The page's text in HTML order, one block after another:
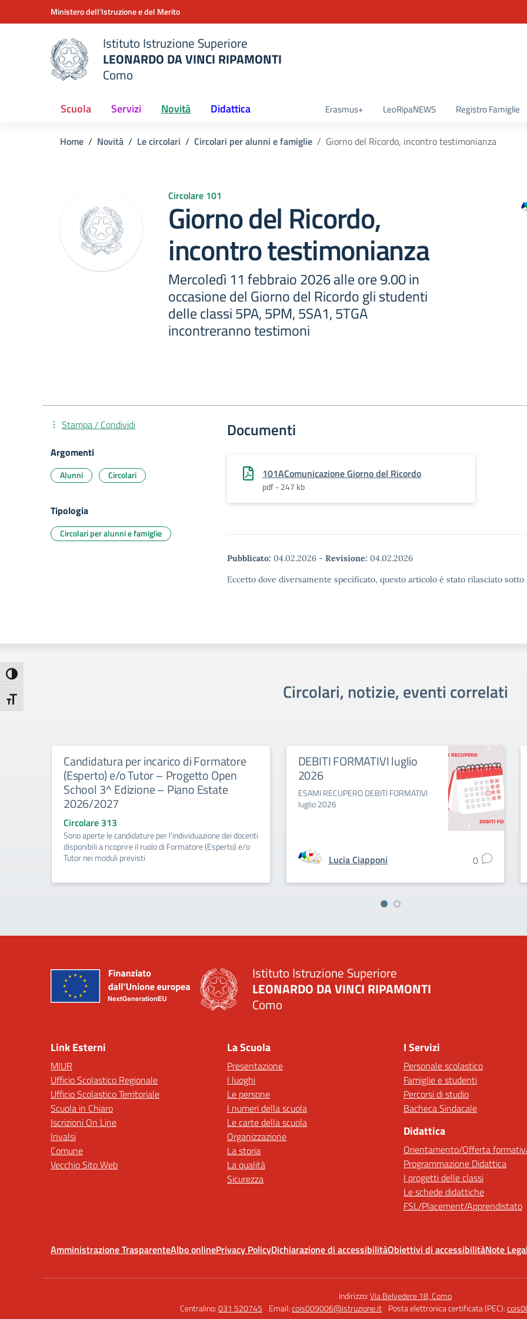
Attiva/disattiva alto contrasto
Attiva/disattiva dimensione testo
Vai ai contenuti
Vai al menu di navigazioneMinistero dell'Istruzione e del Merito
scuola
Istituto Istruzione Superiore
LEONARDO DA VINCI RIPAMONTI
Como
Scuola Servizi Novità Didattica Erasmus+ LeoRipaNEWS Registro Famiglie
Home Novità Le circolari Circolari per alunni e famiglie Giorno del Ricordo, incontro testimonianza
Circolare 101
Giorno del Ricordo,
incontro testimonianza
Mercoledì 11 febbraio 2026 alle ore 9.00 in
occasione del Giorno del Ricordo gli studenti
delle classi 5PA, 5PM, 5SA1, 5TGA
incontreranno testimoni
Documenti
101AComunicazione Giorno del Ricordo
pdf - 247 kb
Pubblicato: 04.02.2026 - Revisione: 04.02.2026
Eccetto dove diversamente specificato, questo articolo è stato rilasciato
Stampa / Condividi
Argomenti
Alunni Circolari
Tipologia
Circolari per alunni e famiglie
Circolari, notizie, eventi correlati
Candidatura per incarico di Formatore
(Esperto) e/o Tutor – Progetto Open
School 3^ Edizione – Piano Estate
2026/2027
Circolare 313
Sono aperte le candidature per l'individuazione dei docenti
disponibili a ricoprire il ruolo di Formatore (Esperto) e/o
Tutor nei moduli previsti
DEBITI FORMATIVI luglio
2026
ESAMI RECUPERO DEBITI FORMATIVI
luglio 2026
Lucia Ciapponi 0
Istituto Istruzione Superiore
LEONARDO DA VINCI RIPAMONTI
Como
Link Esterni
MIUR
Ufficio Scolastico Regionale
Ufficio Scolastico Territoriale
Scuola in Chiaro
Iscrizioni On Line
Invalsi
Comune
Vecchio Sito Web
La Scuola
Presentazione
I luoghi
Le persone
I numeri della scuola
Le carte della scuola
Organizzazione
La storia
La qualità
Sicurezza
I Servizi
Personale scolastico
Famiglie e studenti
Percorsi di studio
Bacheca Sindacale
Didattica
Orientamento/Offerta
Programmazione Didattica
I progetti delle classi
Le schede didattiche
FSL/Placement/Apprendistato
Amministrazione TrasparenteAlbo onlinePrivacy PolicyDichiarazione di accessibilitàObiettivi di accessibilitàNote
Indirizzo:Via Belvedere 18, Como
Centralino:031 520745 Email:cois009006@istruzione.it Posta elettronica certificata (PEC):